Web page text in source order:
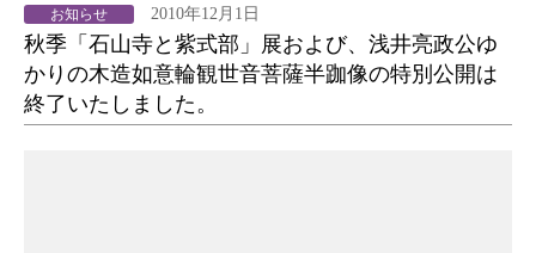
お知らせ 2010年12月1日
秋季「石山寺と紫式部」展および、浅井亮政公ゆ
かりの木造如意輪観世音菩薩半跏像の特別公開は
終了いたしました。